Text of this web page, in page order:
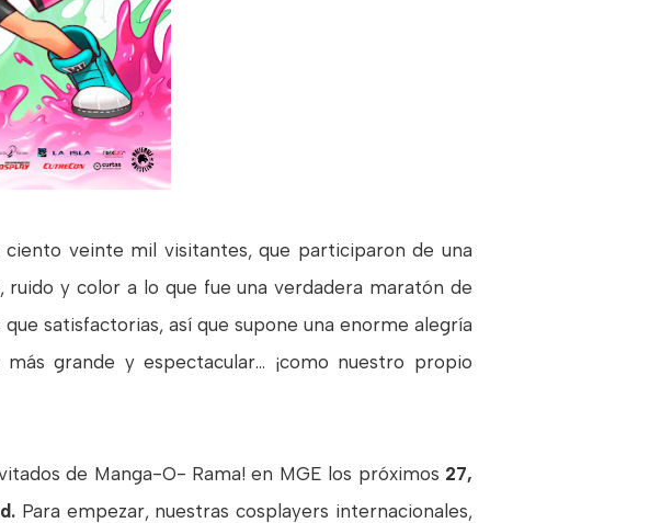
veinte mil visitantes, que participaron de una
y color a lo que fue una verdadera maratón de
satisfactorias, así que supone una enorme alegría
grande y espectacular... ¡como nuestro propio
de Manga-O- Rama! en MGE los próximos 27,
Para empezar, nuestras cosplayers internacionales,